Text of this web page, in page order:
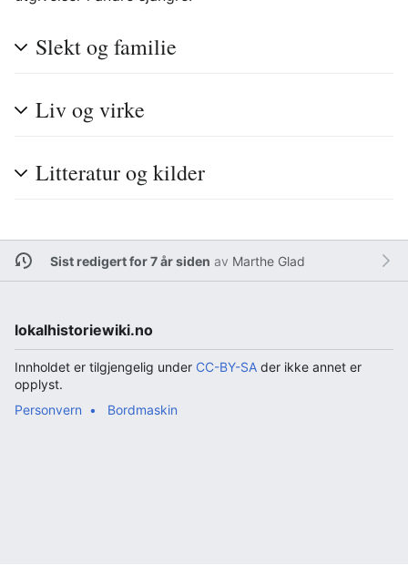
Slekt og familie
Liv og virke
Litteratur og kilder
Sist redigert for 7 år siden av Marthe Glad
lokalhistoriewiki.no
Innholdet er tilgjengelig under CC-BY-SA der ikke annet er
opplyst.
Personvern
Bordmaskin